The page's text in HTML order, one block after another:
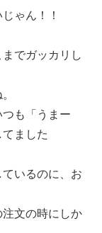
ゃん！！
でガッカリし
も「うまー
ました
いるのに、お
文の時にしか